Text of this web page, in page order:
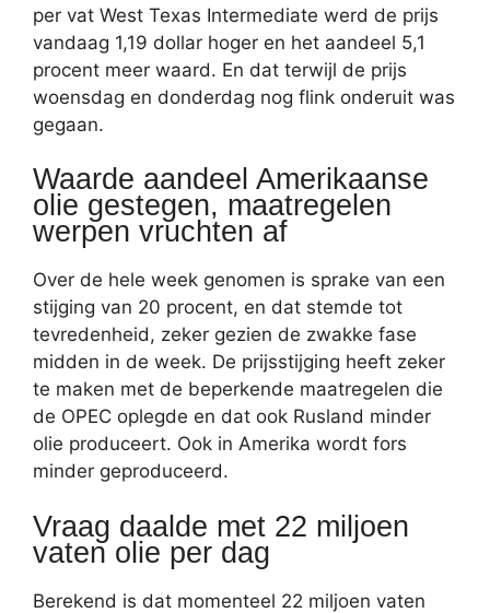
per vat West Texas Intermediate werd de prijs
vandaag 1,19 dollar hoger en het aandeel 5,1
procent meer waard. En dat terwijl de prijs
woensdag en donderdag nog flink onderuit was
gegaan.
Waarde aandeel Amerikaanse
olie gestegen, maatregelen
werpen vruchten af
Over de hele week genomen is sprake van een
stijging van 20 procent, en dat stemde tot
tevredenheid, zeker gezien de zwakke fase
midden in de week. De prijsstijging heeft zeker
te maken met de beperkende maatregelen die
de OPEC oplegde en dat ook Rusland minder
olie produceert. Ook in Amerika wordt fors
minder geproduceerd.
Vraag daalde met 22 miljoen
vaten olie per dag
Berekend is dat momenteel 22 miljoen vaten